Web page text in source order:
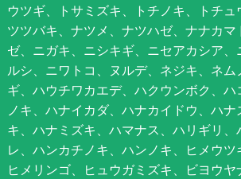
ウツギ、トサミズキ、トチノキ、トチ
ツツバキ、ナツメ、ナツハゼ、ナナカマ
ゼ、ニガキ、ニシキギ、ニセアカシア、
ルシ、ニワトコ、ヌルデ、ネジキ、ネム
ギ、ハウチワカエデ、ハクウンボク、
ノキ、ハナイカダ、ハナカイドウ、ハナ
キ、ハナミズキ、ハマナス、ハリギリ
レ、ハンカチノキ、ハンノキ、ヒメウツ
ヒメリンゴ、ヒュウガミズキ、ビヨウヤ